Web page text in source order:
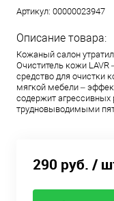
Артикул: 00000023947
Описание товара:
Кожаный салон
Очиститель кожи LAVR
средство для очистки
мягкой мебели –
содержит агрессивных
трудновыводимыми
290 руб. /